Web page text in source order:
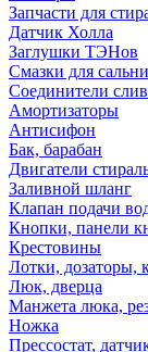
Запчасти для
Датчик Холла
Заглушки ТЭНов
Смазки для
Соединители
Амортизаторы
Антисифон
Бак, барабан
Двигатели
Заливной шланг
Клапан подачи
Кнопки, панели
Крестовины
Лотки, дозаторы,
Люк, дверца
Манжета люка,
Ножка
Прессостат,